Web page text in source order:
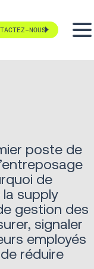
NOUS
poste de
de
supply
gestion des
signaler
employés
réduire